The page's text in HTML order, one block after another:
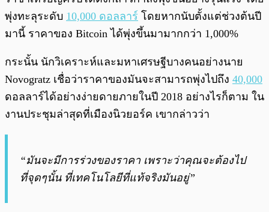
พุ่งทะลุระดับ 10,000 ดอลลาร์ โดยหากนับตั้งแต่ช่วงต้นปี
มานี้ ราคาของ Bitcoin ได้พุ่งขึ้นมามากกว่า 1,000%
กระนั้น นักวิเคราะห์และมหาเศรษฐีบางคนอย่างนาย
Novogratz เชื่อว่าราคาของมันจะสามารถพุ่งไปถึง 40,000
ดอลลาร์ได้อย่างง่ายดายภายในปี 2018 อย่างไรก็ตาม ใน
งานประชุมล่าสุดที่เมืองนิวยอร์ค เขากล่าวว่า
“มันจะมีการร่วงของราคา เพราะว่าคุณจะต้องไป
ที่จุดๆนั้น ที่เทคโนโลยีที่แท้จริงมันอยู่”